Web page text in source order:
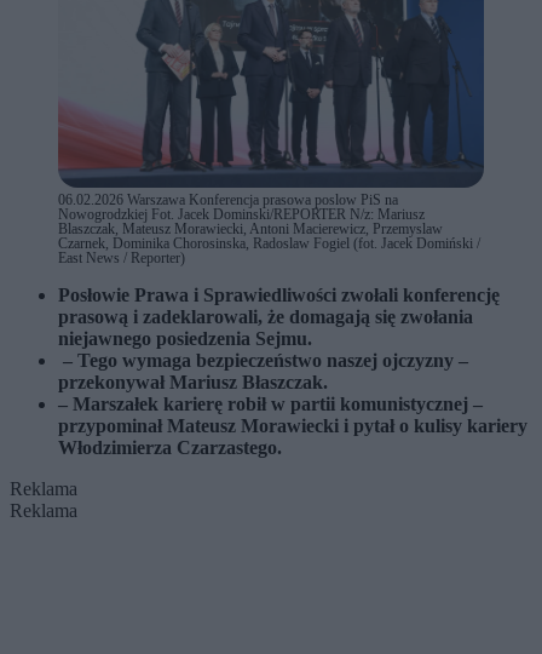
06.02.2026 Warszawa Konferencja prasowa poslow PiS na
Nowogrodzkiej Fot. Jacek Dominski/REPORTER N/z: Mariusz
Blaszczak, Mateusz Morawiecki, Antoni Macierewicz, Przemyslaw
Czarnek, Dominika Chorosinska, Radoslaw Fogiel (fot. Jacek Domiński /
East News / Reporter)
Posłowie Prawa i Sprawiedliwości zwołali konferencję
prasową i zadeklarowali, że domagają się zwołania
niejawnego posiedzenia Sejmu.
– Tego wymaga bezpieczeństwo naszej ojczyzny –
przekonywał Mariusz Błaszczak.
– Marszałek karierę robił w partii komunistycznej –
przypominał Mateusz Morawiecki i pytał o kulisy kariery
Włodzimierza Czarzastego.
Reklama
Reklama